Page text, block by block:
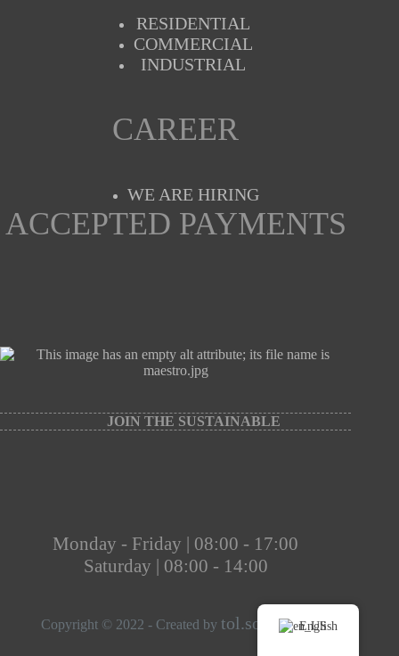
RESIDENTIAL
COMMERCIAL
INDUSTRIAL
CAREER
WE ARE HIRING
ACCEPTED PAYMENTS
JOIN THE SUSTAINABLE
Monday - Friday | 08:00 - 17:00
Saturday | 08:00 - 14:00
Copyright © 2022 - Created by tol.solutionsEnglish